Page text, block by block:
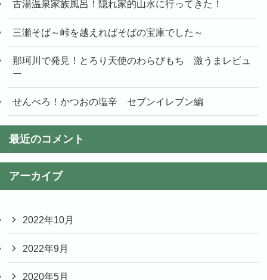
古湯温泉家族風呂！隠れ家的山水に行ってきた！
三瀬そば～峠を越えればそばの宝庫でした～
那珂川で発見！とろり天使のわらびもち 激うまレビュ
ー
せんべろ！かつおの塩辛 セブンイレブン編
最近のコメント
アーカイブ
2022年10月
2022年9月
2020年5月